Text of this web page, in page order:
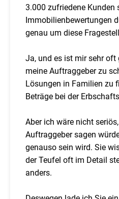
3.000 zufriedene Kunden
Immobilienbewertungen
genau um diese
Ja, und es ist mir sehr oft
meine Auftraggeber zu
Lösungen in Familien zu
Beträge bei der
Aber ich wäre nicht
Auftraggeber sagen
genauso sein wird. Sie
der Teufel oft im Detail
anders.